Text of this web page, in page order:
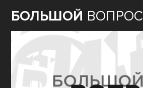
БОЛЬШОЙ ВОПРОС